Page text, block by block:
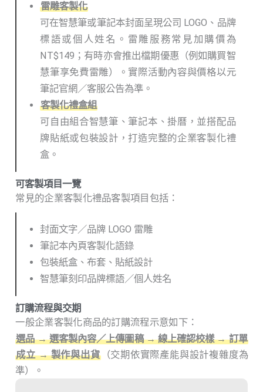
雷雕客製化
可在智慧筆或筆記本封面呈現公司 LOGO、品牌
標語或個人姓名。雷雕服務常見加購價為
NT$149；有時亦會推出檔期優惠（例如購買智
慧筆享免費雷雕）。實際活動內容與價格以元
筆記官網／客服公告為準。
客製化禮盒組
可自由組合智慧筆、筆記本、掛曆，並搭配品
牌貼紙或包裝設計，打造完整的企業客製化禮
盒。
可客製項目一覽
常見的企業客製化禮品客製項目包括：
封面文字／品牌 LOGO 雷雕
筆記本內頁客製化語錄
包裝紙盒、布套、貼紙設計
智慧筆刻印品牌標語／個人姓名
訂購流程與交期
一般企業客製化商品的訂購流程示意如下：
選品 → 選客製內容／上傳圖稿 → 線上確認校樣 → 訂單
成立 → 製作與出貨（交期依實際產能與設計複雜度為
準）。